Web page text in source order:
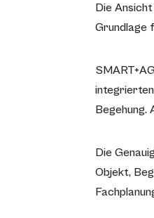
Die
Grundlage
Begehung.
Die
Objekt,